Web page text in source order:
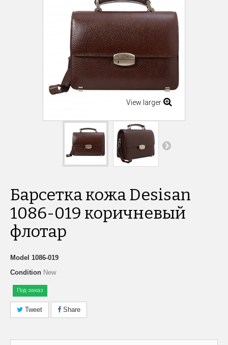
View larger
Барсетка кожа Desisan
1086-019 коричневый
флотар
Model 1086-019
Condition New
Под заказ
Tweet Share